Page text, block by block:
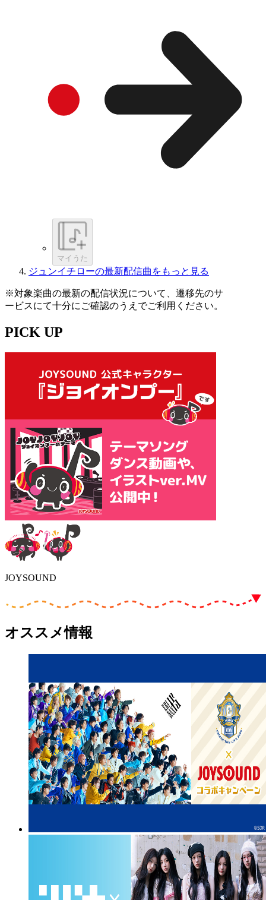
マイうた
ジュンイチローの最新配信曲をもっと見る
※対象楽曲の最新の配信状況について、遷移先のサ
ービスにて十分にご確認のうえでご利用ください。
PICK UP
JOYSOUND
オススメ情報